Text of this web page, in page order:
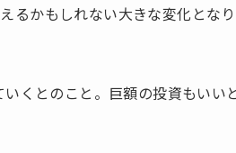
るかもしれない大きな変化とな
くとのこと。巨額の投資もいい